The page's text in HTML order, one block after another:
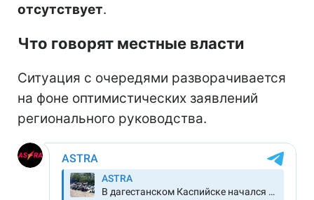
отсутствует.
Что говорят местные власти
Ситуация с очередями разворачивается
на фоне оптимистических заявлений
регионального руководства.